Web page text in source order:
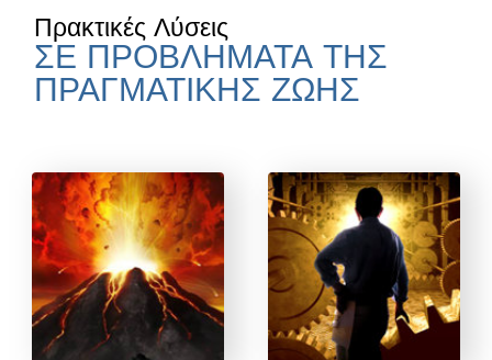
Πρακτικές Λύσεις
ΣΕ ΠΡΟΒΛΗΜΑΤΑ ΤΗΣ
ΠΡΑΓΜΑΤΙΚΗΣ ΖΩΗΣ